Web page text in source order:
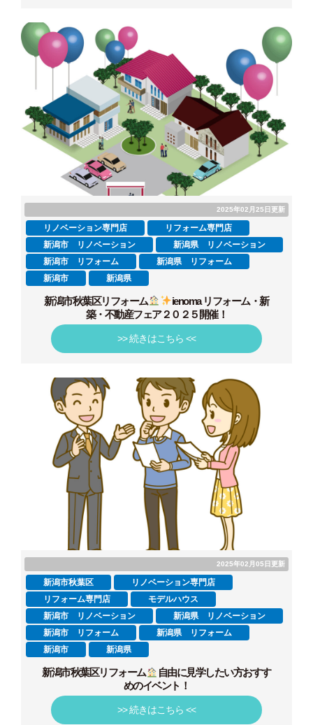
2025年02月25日更新
リノベーション専門店
リフォーム専門店
新潟市 リノベーション
新潟県 リノベーション
新潟市 リフォーム
新潟県 リフォーム
新潟市
新潟県
新潟市秋葉区リフォーム
ienoma リフォーム・新
築・不動産フェア２０２５開催！
>> 続きはこちら <<
2025年02月05日更新
新潟市秋葉区
リノベーション専門店
リフォーム専門店
モデルハウス
新潟市 リノベーション
新潟県 リノベーション
新潟市 リフォーム
新潟県 リフォーム
新潟市
新潟県
新潟市秋葉区リフォーム
自由に見学したい方おすす
めのイベント！
>> 続きはこちら <<